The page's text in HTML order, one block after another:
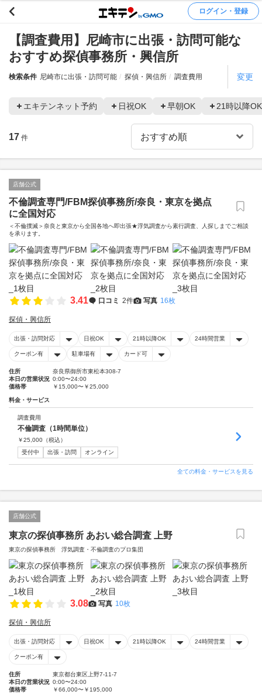
ログイン・登録
【調査費用】尼崎市に出張・訪問可能な
おすすめ探偵事務所・興信所
検索条件 尼崎市に出張・訪問可能 探偵・興信所 調査費用 変更
エキテンネット予約 日祝OK 早朝OK 21時以降OK
17 件
店舗公式
不倫調査専門/FBM探偵事務所/奈良・東京を拠点
に全国対応
＜不倫撲滅＞奈良と東京から全国各地へ即出張★浮気調査から素行調査、人探しまでご相談
を承ります。
3.41 口コミ 2件 写真 16枚
探偵・興信所
出張・訪問対応 日祝OK 21時以降OK 24時間営業
クーポン有 駐車場有 カード可
住所
奈良県御所市東松本308-7
本日の営業状況 0:00〜24:00
価格帯
￥15,000〜￥25,000
料金・サービス
調査費用
不倫調査（1時間単位）
￥25,000 （税込）
受付中
出張・訪問 オンライン
全ての料金・サービスを見る
店舗公式
東京の探偵事務所 あおい総合調査 上野
東京の探偵事務所 浮気調査・不倫調査のプロ集団
3.08 写真 10枚
探偵・興信所
出張・訪問対応 日祝OK 21時以降OK 24時間営業
クーポン有
住所
東京都台東区上野7-11-7
本日の営業状況 0:00〜24:00
価格帯
￥66,000〜￥195,000